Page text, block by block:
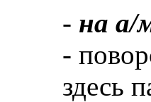
- на а/
-
здесь